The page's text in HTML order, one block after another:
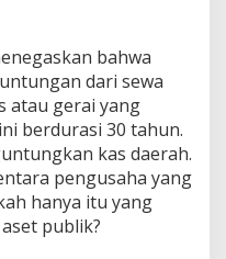
bahwa
dari sewa
atau gerai yang
berdurasi 30 tahun.
kas daerah.
pengusaha yang
hanya itu yang
publik?